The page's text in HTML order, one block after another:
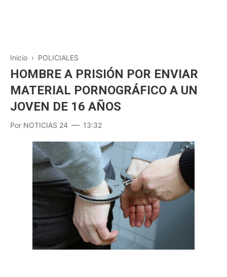
Inicio › POLICIALES
HOMBRE A PRISIÓN POR ENVIAR
MATERIAL PORNOGRÁFICO A UN
JOVEN DE 16 AÑOS
Por NOTICIAS 24 13:32